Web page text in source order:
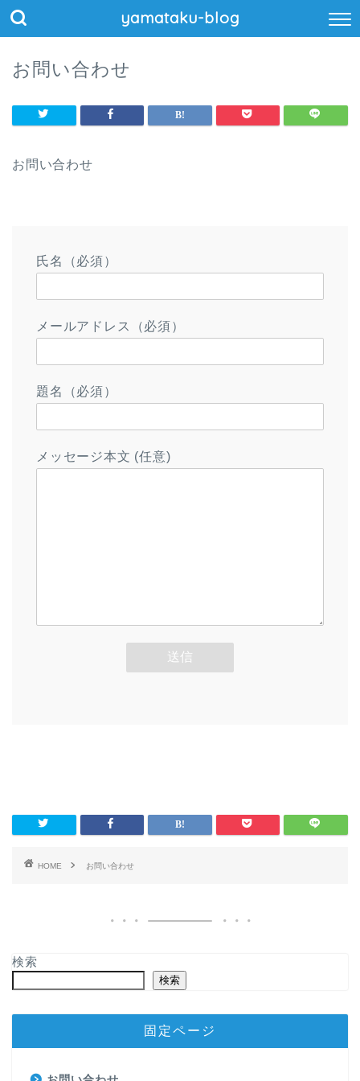
yamataku-blog
お問い合わせ
お問い合わせ
氏名（必須）
メールアドレス（必須）
題名（必須）
メッセージ本文 (任意)
HOME お問い合わせ
検索
検索
固定ページ